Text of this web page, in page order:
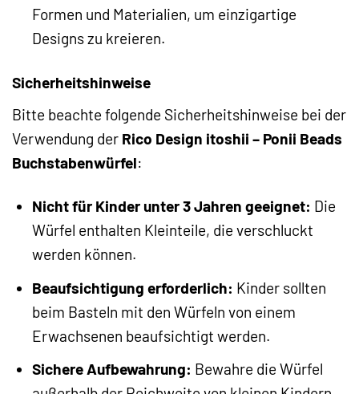
Formen und Materialien, um einzigartige
Designs zu kreieren.
Sicherheitshinweise
Bitte beachte folgende Sicherheitshinweise bei der
Verwendung der Rico Design itoshii – Ponii Beads
Buchstabenwürfel:
Nicht für Kinder unter 3 Jahren geeignet: Die
Würfel enthalten Kleinteile, die verschluckt
werden können.
Beaufsichtigung erforderlich: Kinder sollten
beim Basteln mit den Würfeln von einem
Erwachsenen beaufsichtigt werden.
Sichere Aufbewahrung: Bewahre die Würfel